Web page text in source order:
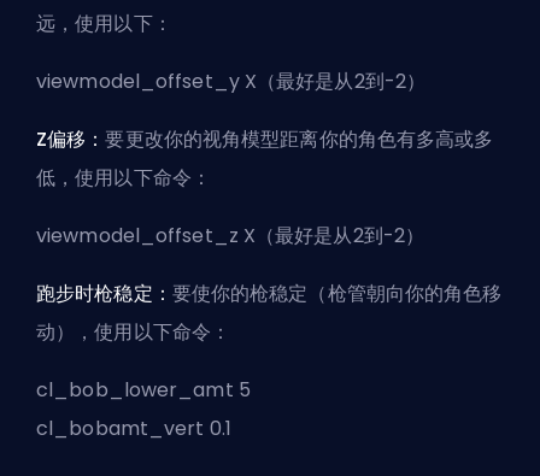
远，使用以下：
viewmodel_offset_y X（最好是从2到-2）
Z偏移：要更改你的视角模型距离你的角色有多高或多
低，使用以下命令：
viewmodel_offset_z X（最好是从2到-2）
跑步时枪稳定： 要使你的枪稳定（枪管朝向你的角色移
动），使用以下命令：
cl_bob_lower_amt 5
cl_bobamt_vert 0.1